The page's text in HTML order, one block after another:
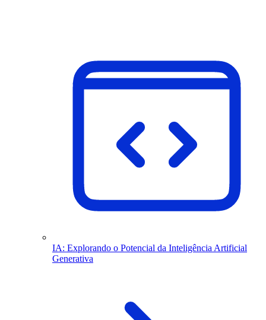
IA: Explorando o Potencial da Inteligência Artificial
Generativa